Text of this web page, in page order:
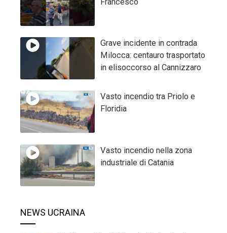
Grave incidente in contrada
Milocca: centauro trasportato
in elisoccorso al Cannizzaro
Vasto incendio tra Priolo e
Floridia
Vasto incendio nella zona
industriale di Catania
NEWS UCRAINA